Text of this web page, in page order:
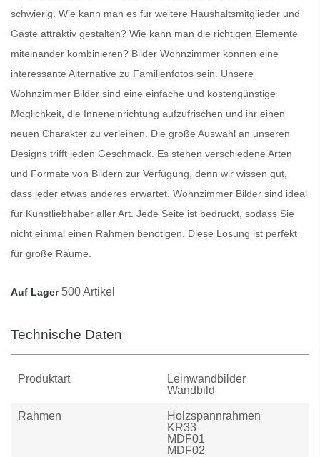
schwierig. Wie kann man es für weitere Haushaltsmitglieder und
Gäste attraktiv gestalten? Wie kann man die richtigen Elemente
miteinander kombinieren? Bilder Wohnzimmer können eine
interessante Alternative zu Familienfotos sein. Unsere
Wohnzimmer Bilder sind eine einfache und kostengünstige
Möglichkeit, die Inneneinrichtung aufzufrischen und ihr einen
neuen Charakter zu verleihen. Die große Auswahl an unseren
Designs trifft jeden Geschmack. Es stehen verschiedene Arten
und Formate von Bildern zur Verfügung, denn wir wissen gut,
dass jeder etwas anderes erwartet. Wohnzimmer Bilder sind ideal
für Kunstliebhaber aller Art. Jede Seite ist bedruckt, sodass Sie
nicht einmal einen Rahmen benötigen. Diese Lösung ist perfekt
für große Räume.
Auf Lager 500 Artikel
Technische Daten
Produktart
Leinwandbilder
Wandbild
Rahmen
Holzspannrahmen
KR33
MDF01
MDF02